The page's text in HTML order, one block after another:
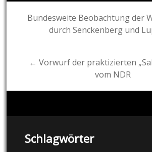
Post
navigation
Bundesweite Beobachtung der
durch Senckenberg und
← Vorwurf der praktizierten
vom NDR
Schlagwörter